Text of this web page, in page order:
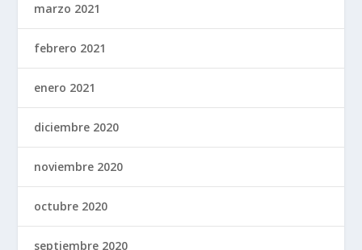
marzo 2021
febrero 2021
enero 2021
diciembre 2020
noviembre 2020
octubre 2020
septiembre 2020